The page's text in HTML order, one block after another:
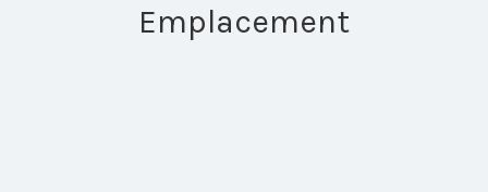
Emplacement